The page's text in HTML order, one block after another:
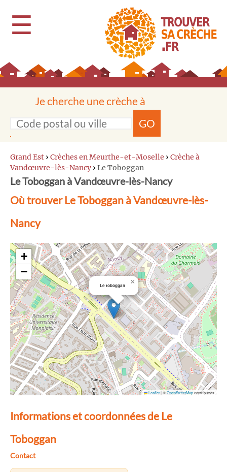
☰
Je cherche une crèche à
GO
Grand Est › Crèches en Meurthe-et-Moselle › Crèche à
Vandœuvre-lès-Nancy › Le Toboggan
Le Toboggan à Vandœuvre-lès-Nancy
Où trouver Le Toboggan à Vandœuvre-lès-
Nancy
Le toboggan ×
+
−
Leaflet|©OpenStreetMapcontributors
Informations et coordonnées de Le
Toboggan
Contact